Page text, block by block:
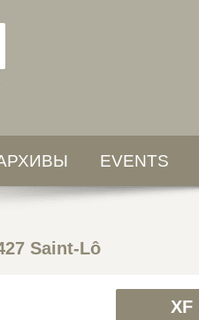
EVENTS
Saint-Lô
XF